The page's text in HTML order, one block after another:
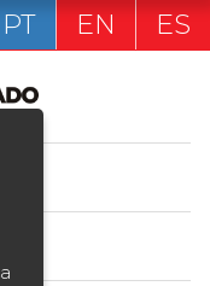
MBA
PT EN ES